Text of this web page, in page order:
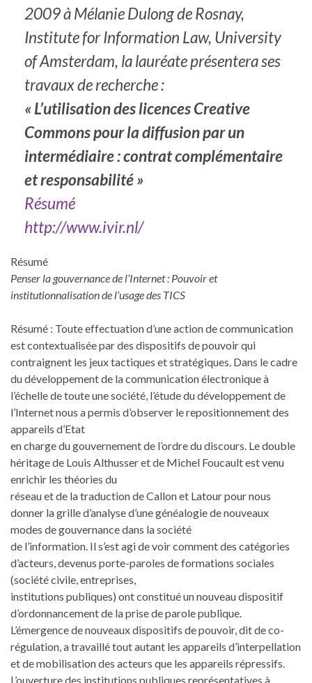
2009 à Mélanie Dulong de Rosnay,
Institute for Information Law, University
of Amsterdam, la lauréate présentera ses
travaux de recherche :
« L’utilisation des licences Creative
Commons pour la diffusion par un
intermédiaire : contrat complémentaire
et responsabilité »
Résumé
http://www.ivir.nl/
Résumé
Penser la gouvernance de l’Internet : Pouvoir et
institutionnalisation de l’usage des TICS
Résumé : Toute effectuation d’une action de communication
est contextualisée par des dispositifs de pouvoir qui
contraignent les jeux tactiques et stratégiques. Dans le cadre
du développement de la communication électronique à
l’échelle de toute une société, l’étude du développement de
l’Internet nous a permis d’observer le repositionnement des
appareils d’Etat
en charge du gouvernement de l’ordre du discours. Le double
héritage de Louis Althusser et de Michel Foucault est venu
enrichir les théories du
réseau et de la traduction de Callon et Latour pour nous
donner la grille d’analyse d’une généalogie de nouveaux
modes de gouvernance dans la société
de l’information. Il s’est agi de voir comment des catégories
d’acteurs, devenus porte-paroles de formations sociales
(société civile, entreprises,
institutions publiques) ont constitué un nouveau dispositif
d’ordonnancement de la prise de parole publique.
L’émergence de nouveaux dispositifs de pouvoir, dit de co-
régulation, a travaillé tout autant les appareils d’interpellation
et de mobilisation des acteurs que les appareils répressifs.
L’ouverture des institutions publiques représentatives à